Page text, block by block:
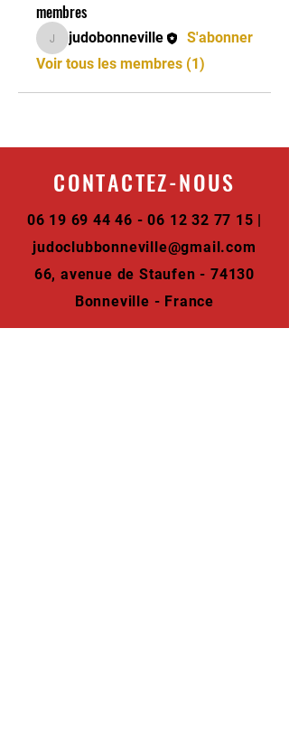
membres
judobonneville
judobonneville
S'abonner
Voir tous les membres (1)
CONTACTEZ-NOUS
06 19 69 44 46 - 06 12 32 77 15 |
judoclubbonneville@gmail.com
66, avenue de Staufen - 74130
Bonneville - France
NOTRE ACTUALITE SUR LES RESEAUX